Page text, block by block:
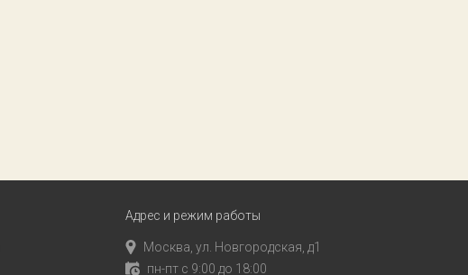
Адрес и режим работы
Москва, ул. Новгородская, д1
пн-пт с 9:00 до 18:00